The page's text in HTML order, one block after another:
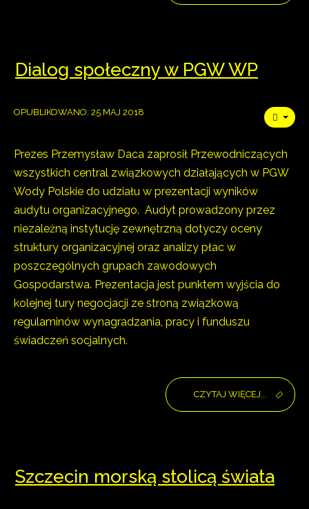
Dialog społeczny w PGW WP
OPUBLIKOWANO: 25 MAJ 2018
Prezes Przemysław Daca zaprosił Przewodniczących
wszystkich central związkowych działających w PGW
Wody Polskie do udziału w prezentacji wyników
audytu organizacyjnego. Audyt prowadzony przez
niezależną instytucję zewnętrzną dotyczy oceny
struktury organizacyjnej oraz analizy płac w
poszczególnych grupach zawodowych
Gospodarstwa. Prezentacja jest punktem wyjścia do
kolejnej tury negocjacji ze stroną związkową
regulaminów wynagradzania, pracy i funduszu
świadczeń socjalnych.
CZYTAJ WIĘCEJ...
Szczecin morską stolicą świata